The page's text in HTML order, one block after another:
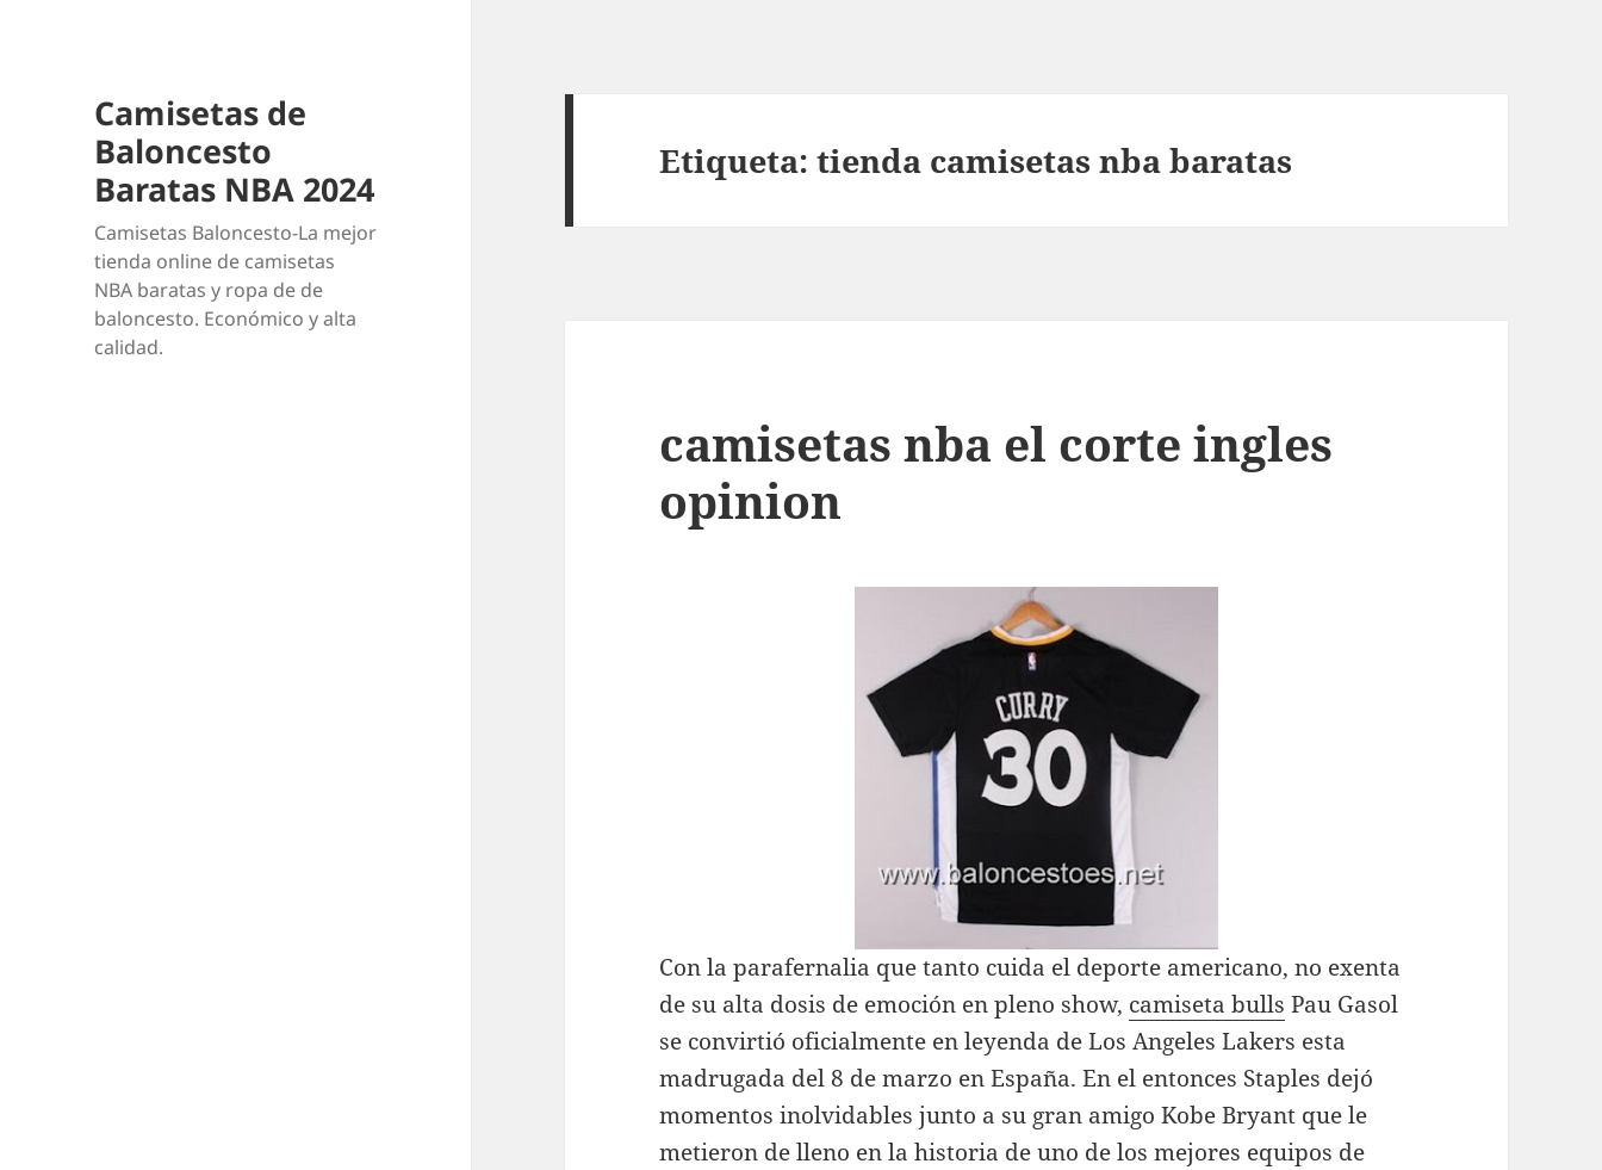
Camisetas de
Baloncesto
Baratas NBA 2024
Camisetas Baloncesto-La mejor
tienda online de camisetas
NBA baratas y ropa de de
baloncesto. Económico y alta
calidad.
Etiqueta:tienda camisetas nba baratas
camisetas nba el corte ingles
opinion
Con la parafernalia que tanto cuida el deporte americano, no exenta
de su alta dosis de emoción en pleno show, camiseta bulls Pau Gasol
se convirtió oficialmente en leyenda de Los Angeles Lakers esta
madrugada del 8 de marzo en España. En el entonces Staples dejó
momentos inolvidables junto a su gran amigo Kobe Bryant que le
metieron de lleno en la historia de uno de los mejores equipos de